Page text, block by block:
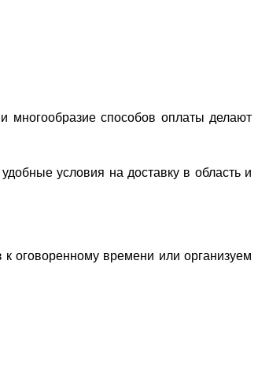
многообразие способов оплаты делают
условия на доставку в область и
оговоренному времени или организуем